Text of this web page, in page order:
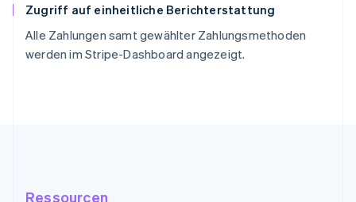
Zugriff auf einheitliche Berichterstattung
Alle Zahlungen samt gewählter Zahlungsmethoden
werden im Stripe-Dashboard angezeigt.
Ressourcen